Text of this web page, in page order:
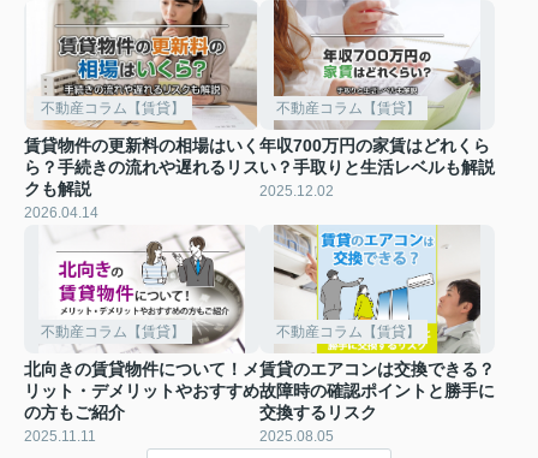
不動産コラム【賃貸】
賃貸物件の更新料の相場はいく
ら？手続きの流れや遅れるリス
クも解説
2026.04.14
不動産コラム【賃貸】
年収700万円の家賃はどれくら
い？手取りと生活レベルも解説
2025.12.02
不動産コラム【賃貸】
北向きの賃貸物件について！メ
リット・デメリットやおすすめ
の方もご紹介
2025.11.11
不動産コラム【賃貸】
賃貸のエアコンは交換できる？
故障時の確認ポイントと勝手に
交換するリスク
2025.08.05